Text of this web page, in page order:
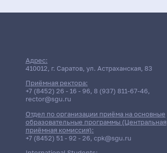
Адрес:
410012, г. Саратов, ул. Астраханская, 83
Приёмная ректора:
+7 (8452) 26 - 16 - 96, 8 (937) 811-67-46,
rector@sgu.ru
Отдел по организации приёма на основные
образовательные программы (Центральная
приёмная комиссия):
+7 (8452) 51 - 92 - 26, cpk@sgu.ru